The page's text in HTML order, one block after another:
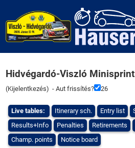
Hidvégardó-Viszló
(Kijelentkezés) - Aut frissítés? 26
Live tables: Itinerary sch. Entry list
Results+Info
Penalties Retirements
Champ. points
Notice board